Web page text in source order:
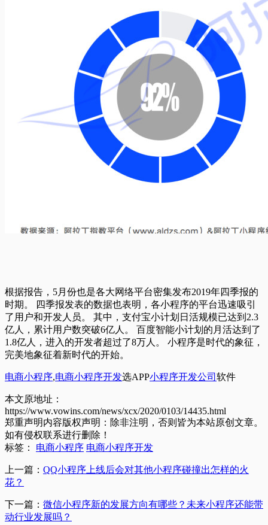
根据报告，5月份也是各大网络平台密集发布2019年四季报的
时期。 四季报发表的数据也表明，各小程序的平台迅速吸引
了用户和开发人员。 其中，支付宝小计划日活规模已达到2.3
亿人，累计用户数突破6亿人。 百度智能小计划的月活达到了
1.8亿人，进入的开发者超过了8万人。 小程序是时代的象征，
完美地象征着新时代的开始。
电商小程序,电商小程序开发选APP小程序开发公司 软件
本文原地址：
https://www.vowins.com/news/xcx/2020/0103/14435.html
郑重声明内容版权声明：除非注明，否则皆为本站原创文章。
如有侵权联系进行删除！
标签：
电商小程序 电商小程序开发
上一篇： QQ小程序上线后会对其他小程序碰撞出怎样的火
花？
下一篇： 微信小程序新的发展方向有哪些？未来小程序还能带
动行业发展吗？